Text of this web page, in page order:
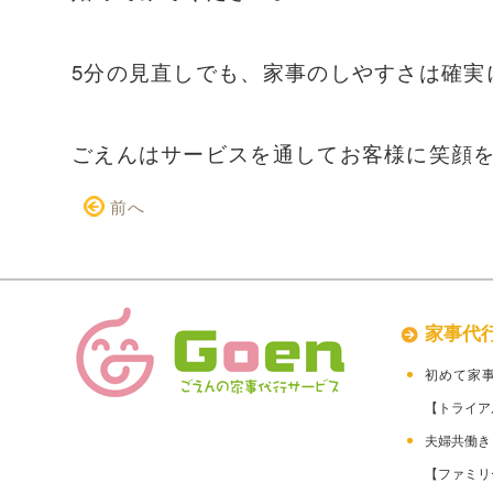
5分の見直しでも、家事のしやすさは確
ごえんはサービスを通してお客様に笑顔
前へ
家事代
初めて家
【トライ
夫婦共働
【ファミ